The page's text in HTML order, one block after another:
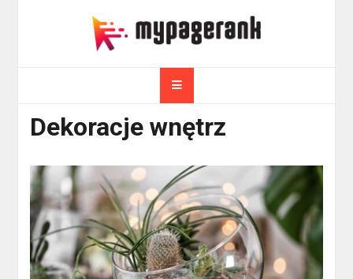
myPageRank.pl
Dekoracje wnętrz